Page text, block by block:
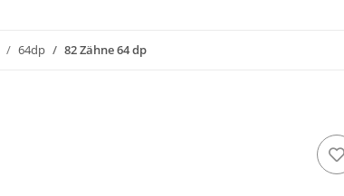
64dp 82 Zähne 64 dp